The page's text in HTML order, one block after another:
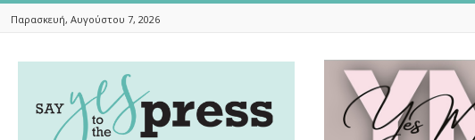
Παρασκευή, Αυγούστου 7, 2026
To
The